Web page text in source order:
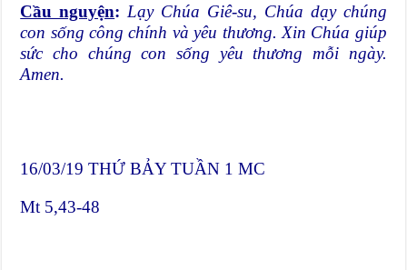
Cầu nguyện: Lạy Chúa Giê-su, Chúa dạy chúng
con sống công chính và yêu thương. Xin Chúa giúp
sức cho chúng con sống yêu thương mỗi ngày.
Amen.
16/03/19 THỨ BẢY TUẦN 1 MC
Mt 5,43-48